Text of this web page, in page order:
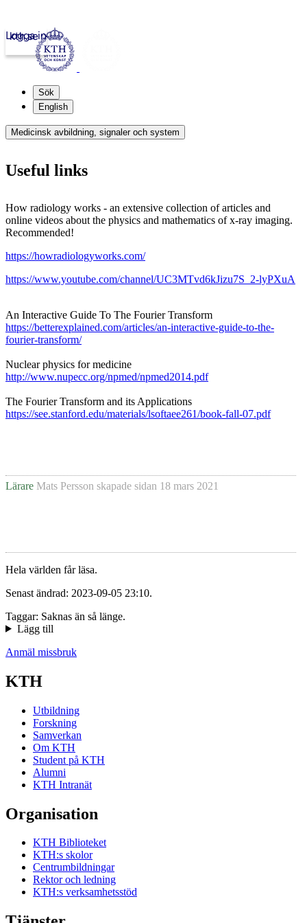
kth.se
Logga in
Sök
English
Medicinsk avbildning, signaler och system
Useful links
How radiology works - an extensive collection of articles and
online videos about the physics and mathematics of x-ray imaging.
Recommended!
https://howradiologyworks.com/
https://www.youtube.com/channel/UC3MTvd6kJizu7S_2-lyPXuA
An Interactive Guide To The Fourier Transform
https://betterexplained.com/articles/an-interactive-guide-to-the-
fourier-transform/
Nuclear physics for medicine
http://www.nupecc.org/npmed/npmed2014.pdf
The Fourier Transform and its Applications
https://see.stanford.edu/materials/lsoftaee261/book-fall-07.pdf
Lärare Mats Persson skapade sidan 18 mars 2021
Hela världen får läsa.
Senast ändrad: 2023-09-05 23:10.
Taggar: Saknas än så länge.
Lägg till
Anmäl missbruk
KTH
Utbildning
Forskning
Samverkan
Om KTH
Student på KTH
Alumni
KTH Intranät
Organisation
KTH Biblioteket
KTH:s skolor
Centrumbildningar
Rektor och ledning
KTH:s verksamhetsstöd